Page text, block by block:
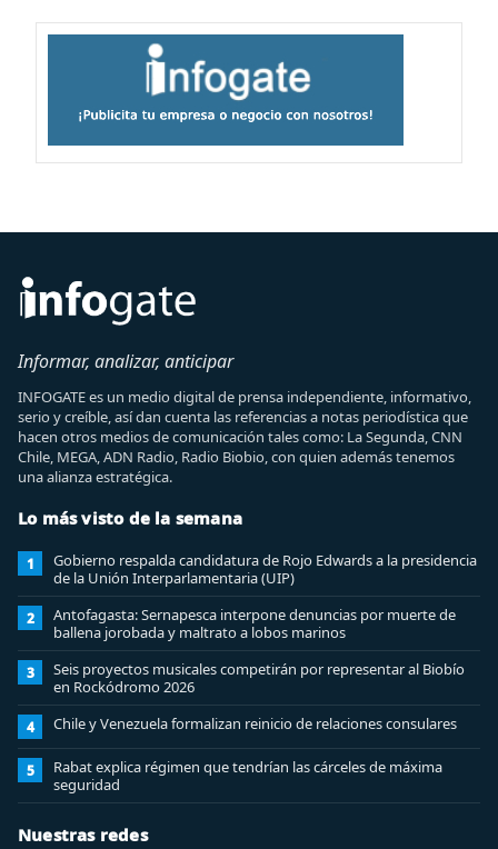
Informar, analizar, anticipar
INFOGATE es un medio digital de prensa independiente, informativo,
serio y creíble, así dan cuenta las referencias a notas periodística que
hacen otros medios de comunicación tales como: La Segunda, CNN
Chile, MEGA, ADN Radio, Radio Biobio, con quien además tenemos
una alianza estratégica.
Lo más visto de la semana
1
Gobierno respalda candidatura de Rojo Edwards a la presidencia
de la Unión Interparlamentaria (UIP)
2
Antofagasta: Sernapesca interpone denuncias por muerte de
ballena jorobada y maltrato a lobos marinos
3
Seis proyectos musicales competirán por representar al Biobío
en Rockódromo 2026
4 Chile y Venezuela formalizan reinicio de relaciones consulares
5
Rabat explica régimen que tendrían las cárceles de máxima
seguridad
Nuestras redes